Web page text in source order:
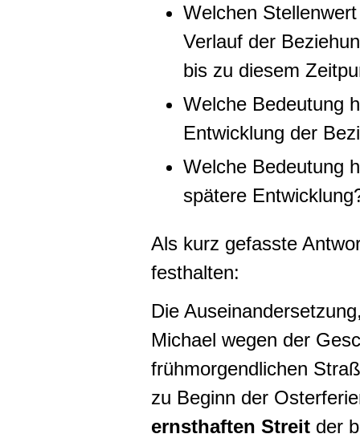
Welchen
Verlauf der
bis zu diesem
Welche Bedeutung
Entwicklung der
Welche Bedeutung
spätere
Als kurz gefasste
festhalten:
Die
Michael wegen der
frühmorgendlichen
zu Beginn der
ernsthaften Streit der